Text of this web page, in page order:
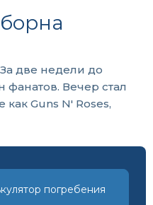
две недели до
Вечер стал
Guns N' Roses,
погребения